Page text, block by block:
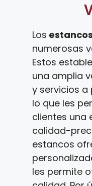
Los
numerosas
Estos
una amplia
y servicios
lo que les
clientes una
calidad-
estancos
les permite